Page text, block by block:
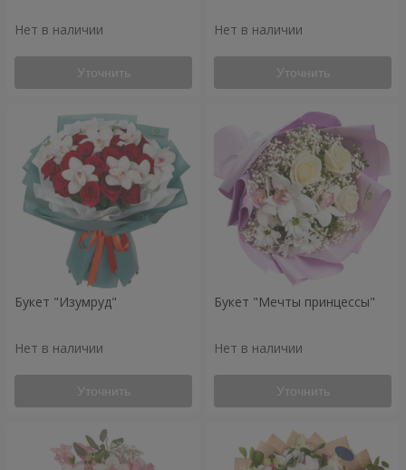
Нет в наличии
Уточнить
Нет в наличии
Уточнить
Букет "Изумруд"
Нет в наличии
Уточнить
Букет "Мечты принцессы"
Нет в наличии
Уточнить